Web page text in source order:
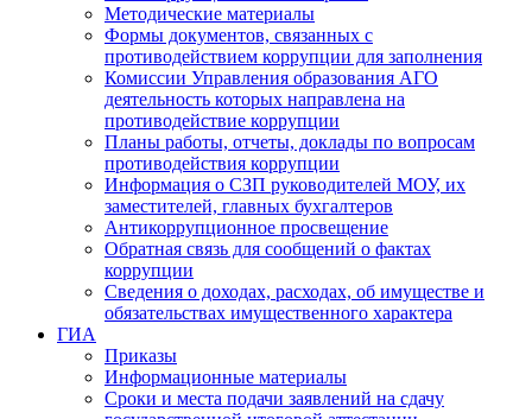
Методические материалы
Формы документов, связанных с
противодействием коррупции для заполнения
Комиссии Управления образования АГО
деятельность которых направлена на
противодействие коррупции
Планы работы, отчеты, доклады по вопросам
противодействия коррупции
Информация о СЗП руководителей МОУ, их
заместителей, главных бухгалтеров
Антикоррупционное просвещение
Обратная связь для сообщений о фактах
коррупции
Сведения о доходах, расходах, об имуществе и
обязательствах имущественного характера
ГИА
Приказы
Информационные материалы
Сроки и места подачи заявлений на сдачу